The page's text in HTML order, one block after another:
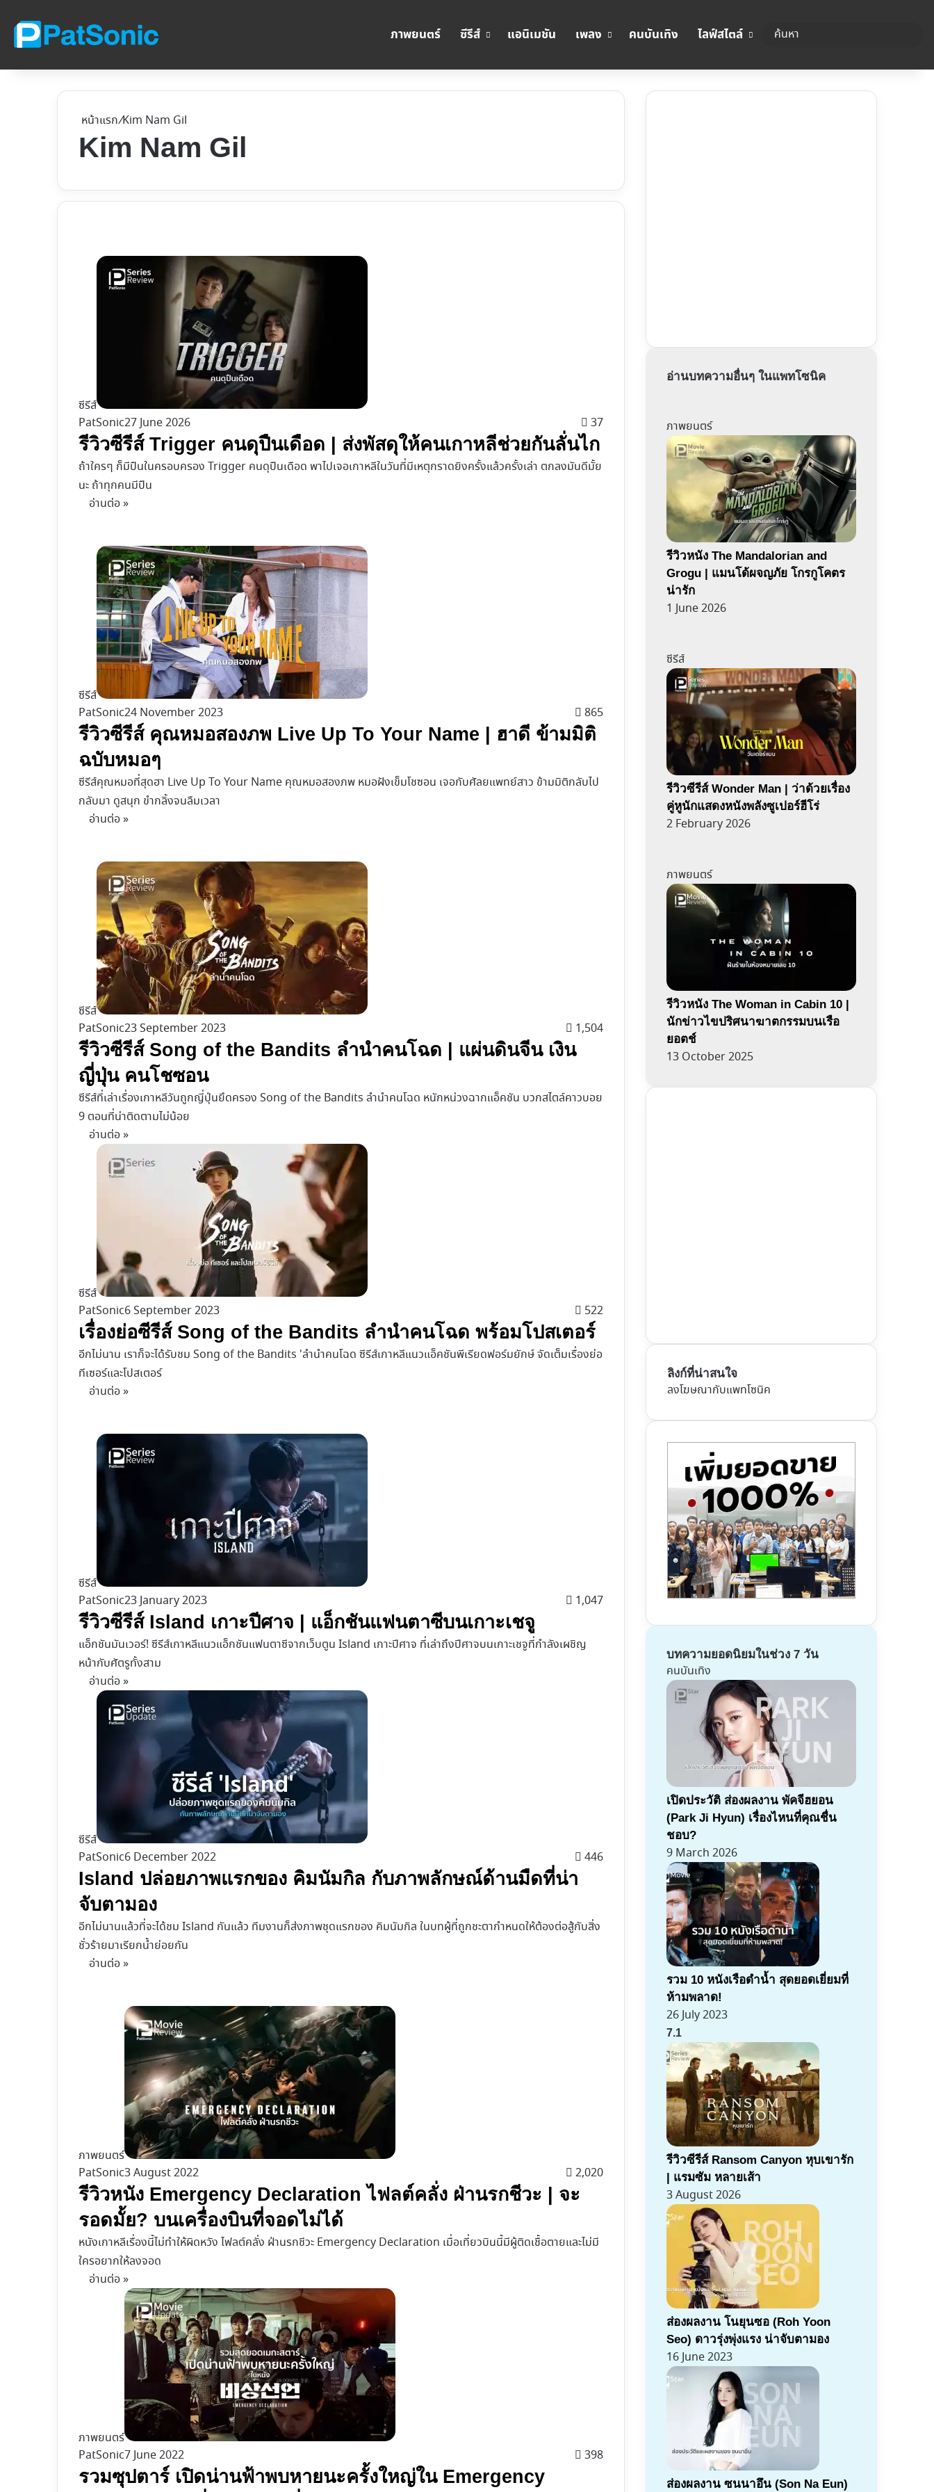
ภาพยนตร์ ซีรีส์ แอนิเมชัน เพลง คนบันเทิง ไลฟ์สไตล์
หน้าแรก/Kim Nam Gil
Kim Nam Gil
ซีรีส์
PatSonic27 June 2026 37
รีวิวซีรีส์ Trigger คนดุปืนเดือด | ส่งพัสดุให้คนเกาหลีช่วยกันลั่นไก
ถ้าใครๆ ก็มีปืนในครอบครอง Trigger คนดุปืนเดือด พาไปเจอเกาหลีในวันที่มีเหตุกราดยิงครั้งแล้วครั้งเล่า ตกลงมันดีมั้ย
นะ ถ้าทุกคนมีปืน
อ่านต่อ »
ซีรีส์
PatSonic24 November 2023 865
รีวิวซีรีส์ คุณหมอสองภพ Live Up To Your Name | ฮาดี ข้ามมิติ
ฉบับหมอๆ
ซีรีส์คุณหมอที่สุดฮา Live Up To Your Name คุณหมอสองภพ หมอฝังเข็มโชซอน เจอกับศัลยแพทย์สาว ข้ามมิติกลับไป
กลับมา ดูสนุก ขำกลิ้งจนลืมเวลา
อ่านต่อ »
ซีรีส์
PatSonic23 September 2023 1,504
รีวิวซีรีส์ Song of the Bandits ลำนำคนโฉด | แผ่นดินจีน เงิน
ญี่ปุ่น คนโชซอน
ซีรีส์ที่เล่าเรื่องเกาหลีวันถูกญี่ปุ่นยึดครอง Song of the Bandits ลำนำคนโฉด หนักหน่วงฉากแอ็คชัน บวกสไตล์คาวบอย
9 ตอนที่น่าติดตามไม่น้อย
อ่านต่อ »
ซีรีส์
PatSonic6 September 2023 522
เรื่องย่อซีรีส์ Song of the Bandits ลำนำคนโฉด พร้อมโปสเตอร์
อีกไม่นาน เราก็จะได้รับชม Song of the Bandits 'ลำนำคนโฉด ซีรีส์เกาหลีแนวแอ็คชันพีเรียดฟอร์มยักษ์ จัดเต็มเรื่องย่อ
ทีเซอร์และโปสเตอร์
อ่านต่อ »
ซีรีส์
PatSonic23 January 2023 1,047
รีวิวซีรีส์ Island เกาะปีศาจ | แอ็กชันแฟนตาซีบนเกาะเชจู
แอ็กชันมันเวอร์! ซีรีส์เกาหลีแนวแอ็กชันแฟนตาซีจากเว็บตูน Island เกาะปีศาจ ที่เล่าถึงปีศาจบนเกาะเชจูที่กำลังเผชิญ
หน้ากับศัตรูทั้งสาม
อ่านต่อ »
ซีรีส์
PatSonic6 December 2022 446
Island ปล่อยภาพแรกของ คิมนัมกิล กับภาพลักษณ์ด้านมืดที่น่า
จับตามอง
อีกไม่นานแล้วที่จะได้ชม Island กันแล้ว ทีมงานก็ส่งภาพชุดแรกของ คิมนัมกิล ในบทผู้ที่ถูกชะตากำหนดให้ต้องต่อสู้กับสิ่ง
ชั่วร้ายมาเรียกน้ำย่อยกัน
อ่านต่อ »
ภาพยนตร์
PatSonic3 August 2022 2,020
รีวิวหนัง Emergency Declaration ไฟลต์คลั่ง ฝ่านรกชีวะ | จะ
รอดมั้ย? บนเครื่องบินที่จอดไม่ได้
หนังเกาหลีเรื่องนี้ไม่ทำให้ผิดหวัง ไฟลต์คลั่ง ฝ่านรกชีวะ Emergency Declaration เมื่อเที่ยวบินนี้มีผู้ติดเชื้อตายและไม่มี
ใครอยากให้ลงจอด
อ่านต่อ »
ภาพยนตร์
PatSonic7 June 2022 398
รวมซุปตาร์ เปิดน่านฟ้าพบหายนะครั้งใหญ่ใน Emergency
อ่านบทความอื่นๆ ในแพทโซนิค
ภาพยนตร์
รีวิวหนัง The Mandalorian and
Grogu | แมนโด้ผจญภัย โกรกูโคตร
น่ารัก
1 June 2026
ซีรีส์
รีวิวซีรีส์ Wonder Man | ว่าด้วยเรื่อง
คู่หูนักแสดงหนังพลังซูเปอร์ฮีโร่
2 February 2026
ภาพยนตร์
รีวิวหนัง The Woman in Cabin 10 |
นักข่าวไขปริศนาฆาตกรรมบนเรือ
ยอตช์
13 October 2025
ลิงก์ที่น่าสนใจ
ลงโฆษณากับแพทโซนิค
บทความยอดนิยมในช่วง 7 วัน
คนบันเทิง
เปิดประวัติ ส่องผลงาน พัคจีฮยอน
(Park Ji Hyun) เรื่องไหนที่คุณชื่น
ชอบ?
9 March 2026
รวม 10 หนังเรือดำน้ำ สุดยอดเยี่ยมที่
ห้ามพลาด!
26 July 2023
7.1
รีวิวซีรีส์ Ransom Canyon หุบเขารัก
| แรมซัม หลายเส้า
3 August 2026
ส่องผลงาน โนยุนซอ (Roh Yoon
Seo) ดาวรุ่งพุ่งแรง น่าจับตามอง
16 June 2023
ส่องผลงาน ซนนาอึน (Son Na Eun)